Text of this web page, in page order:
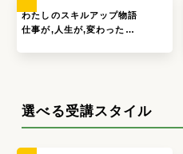
わたしのスキルアップ物語
仕事が,人生が,変わった…
選べる受講スタイル